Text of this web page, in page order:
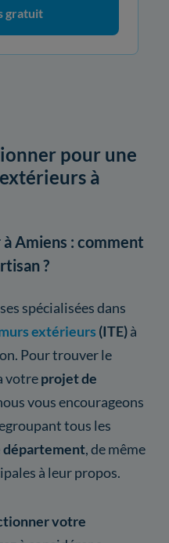
gratuit
pour une
à
Amiens : comment
?
spécialisées dans
extérieurs (ITE)à
Pour trouver le
votreprojet de
vous encourageons
tous les
département, de même
à leur propos.
votre